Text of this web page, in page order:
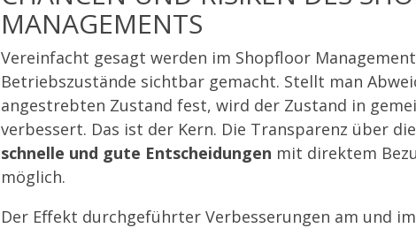
MANAGEMENTS
Vereinfacht gesagt werden im Shopfloor Management
Betriebszustände sichtbar gemacht. Stellt man
angestrebten Zustand fest, wird der Zustand in
verbessert. Das ist der Kern. Die Transparenz über
schnelle und gute Entscheidungen mit direktem
möglich.
Der Effekt durchgeführter Verbesserungen am und